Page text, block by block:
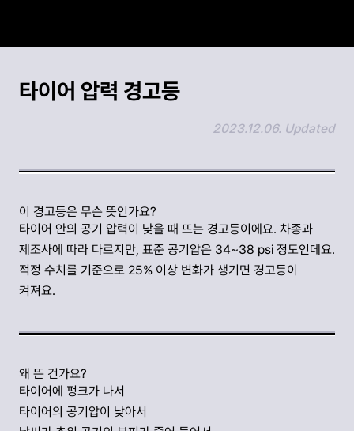
타이어 압력 경고등
2023.12.06. Updated
이 경고등은 무슨 뜻인가요?
타이어 안의 공기 압력이 낮을 때 뜨는 경고등이에요. 차종과
제조사에 따라 다르지만, 표준 공기압은 34~38 psi 정도인데요.
적정 수치를 기준으로 25% 이상 변화가 생기면 경고등이
켜져요.
왜 뜬 건가요?
타이어에 펑크가 나서
타이어의 공기압이 낮아서
링크 복사하기